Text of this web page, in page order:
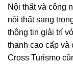
Nội thất và công
nội thất sang
thông tin giải trí
thanh cao cấp và
Cross Turismo